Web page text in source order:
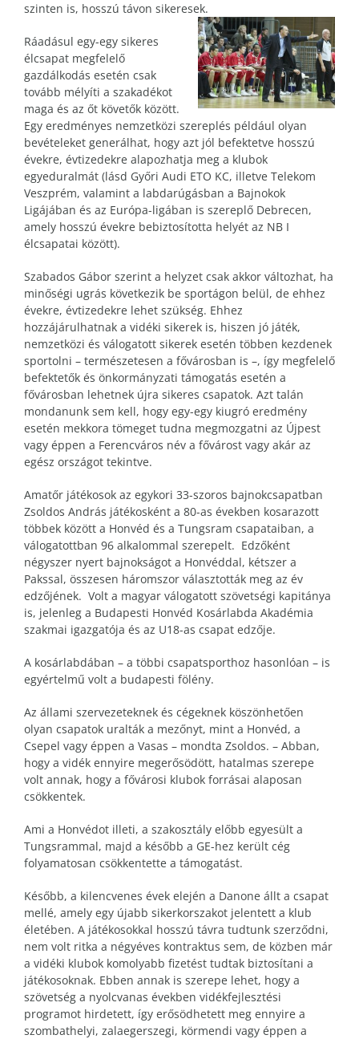
szinten is, hosszú távon sikeresek.
Ráadásul egy-egy sikeres
élcsapat megfelelő
gazdálkodás esetén csak
tovább mélyíti a szakadékot
maga és az őt követők között.
Egy eredményes nemzetközi szereplés például olyan
bevételeket generálhat, hogy azt jól befektetve hosszú
évekre, évtizedekre alapozhatja meg a klubok
egyeduralmát (lásd Győri Audi ETO KC, illetve Telekom
Veszprém, valamint a labdarúgásban a Bajnokok
Ligájában és az Európa-ligában is szereplő Debrecen,
amely hosszú évekre bebiztosította helyét az NB I
élcsapatai között).
Szabados Gábor szerint a helyzet csak akkor változhat, ha
minőségi ugrás következik be sportágon belül, de ehhez
évekre, évtizedekre lehet szükség. Ehhez
hozzájárulhatnak a vidéki sikerek is, hiszen jó játék,
nemzetközi és válogatott sikerek esetén többen kezdenek
sportolni – természetesen a fővárosban is –, így megfelelő
befektetők és önkormányzati támogatás esetén a
fővárosban lehetnek újra sikeres csapatok. Azt talán
mondanunk sem kell, hogy egy-egy kiugró eredmény
esetén mekkora tömeget tudna megmozgatni az Újpest
vagy éppen a Ferencváros név a fővárost vagy akár az
egész országot tekintve.
Amatőr játékosok az egykori 33-szoros bajnokcsapatban
Zsoldos András játékosként a 80-as években kosarazott
többek között a Honvéd és a Tungsram csapataiban, a
válogatottban 96 alkalommal szerepelt. Edzőként
négyszer nyert bajnokságot a Honvéddal, kétszer a
Pakssal, összesen háromszor választották meg az év
edzőjének. Volt a magyar válogatott szövetségi kapitánya
is, jelenleg a Budapesti Honvéd Kosárlabda Akadémia
szakmai igazgatója és az U18-as csapat edzője.
A kosárlabdában – a többi csapatsporthoz hasonlóan – is
egyértelmű volt a budapesti fölény.
Az állami szervezeteknek és cégeknek köszönhetően
olyan csapatok uralták a mezőnyt, mint a Honvéd, a
Csepel vagy éppen a Vasas – mondta Zsoldos. – Abban,
hogy a vidék ennyire megerősödött, hatalmas szerepe
volt annak, hogy a fővárosi klubok forrásai alaposan
csökkentek.
Ami a Honvédot illeti, a szakosztály előbb egyesült a
Tungsrammal, majd a később a GE-hez került cég
folyamatosan csökkentette a támogatást.
Később, a kilencvenes évek elején a Danone állt a csapat
mellé, amely egy újabb sikerkorszakot jelentett a klub
életében. A játékosokkal hosszú távra tudtunk szerződni,
nem volt ritka a négyéves kontraktus sem, de közben már
a vidéki klubok komolyabb fizetést tudtak biztosítani a
játékosoknak. Ebben annak is szerepe lehet, hogy a
szövetség a nyolcvanas években vidékfejlesztési
programot hirdetett, így erősödhetett meg ennyire a
szombathelyi, zalaegerszegi, körmendi vagy éppen a